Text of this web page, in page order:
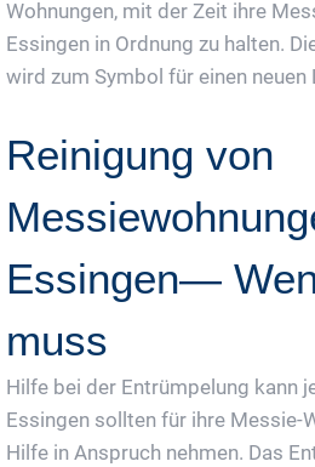
Wohnungen, mit der Zeit ihre
Essingen in Ordnung zu halten.
wird zum Symbol für einen
Reinigung von
Essingen—
muss
Hilfe bei der Entrümpelung kann
Essingen sollten für ihre Messie-
Hilfe in Anspruch nehmen. Das